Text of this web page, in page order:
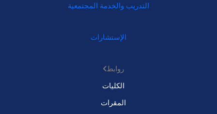
التدريب والخدمة المجتمعية
الإستشارات
روابط
الكليات
المقرات